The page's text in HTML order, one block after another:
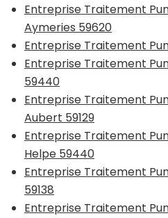
Entreprise Traitement
Aymeries 59620
Entreprise Traitement
Entreprise Traitement
59440
Entreprise Traitement
Aubert 59129
Entreprise Traitement
Helpe 59440
Entreprise Traitement
59138
Entreprise Traitement